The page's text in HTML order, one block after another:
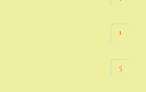
1
5